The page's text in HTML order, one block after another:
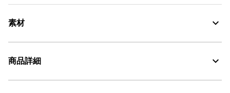
ベルクロ留めプラケット下にダブルジップフロント
ベルクロ留めフロントフラップポケット×2
ジップ付きサイドハンドポケット×2
背面ベンチレーションホール
内側ジップポケット×1
素材
商品詳細